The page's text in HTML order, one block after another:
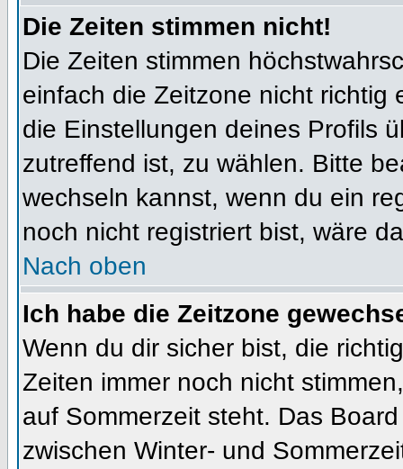
Die Zeiten stimmen nicht!
Die Zeiten stimmen
einfach die Zeitzone nicht richtig
die Einstellungen deines Profils
zutreffend ist, zu wählen. Bitte
wechseln kannst, wenn du ein
noch nicht registriert bist, wäre
Nach oben
Ich habe die Zeitzone
Wenn du dir sicher bist, die
Zeiten immer noch nicht
auf Sommerzeit steht. Das
zwischen Winter- und